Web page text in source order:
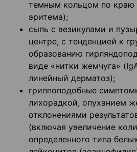
темным кольцом по краю
эритема);
сыпь с везикулами и
центре, с тенденцией к
образованию
виде «нитки жемчуга»
линейный дерматоз);
гриппоподобные
лихорадкой, опуханием
отклонениями
(включая увеличение
определенного типа